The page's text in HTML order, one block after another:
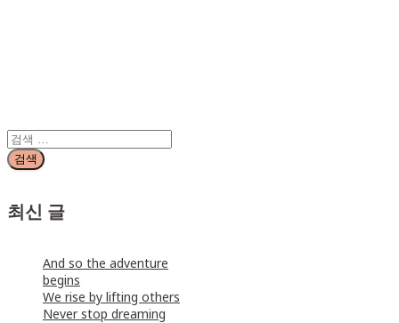
검
색:
최신 글
And so the adventure
begins
We rise by lifting others
Never stop dreaming